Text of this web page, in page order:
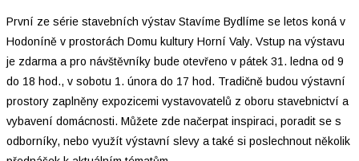
První ze série stavebních výstav Stavíme Bydlíme se letos koná v
Hodoníně v prostorách Domu kultury Horní Valy. Vstup na výstavu
je zdarma a pro návštěvníky bude otevřeno v pátek 31. ledna od 9
do 18 hod., v sobotu 1. února do 17 hod. Tradičně budou výstavní
prostory zaplněny expozicemi vystavovatelů z oboru stavebnictví a
vybavení domácnosti. Můžete zde načerpat inspiraci, poradit se s
odborníky, nebo využít výstavní slevy a také si poslechnout několik